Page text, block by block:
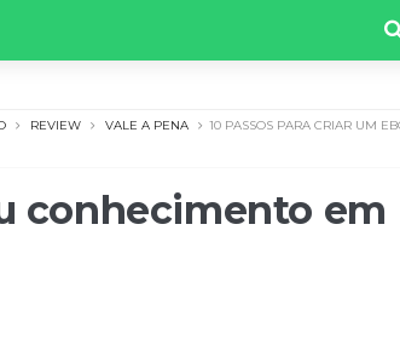
REVIEW VALE A PENA
10 PASSOS PARA CRIAR UM
conhecimento em